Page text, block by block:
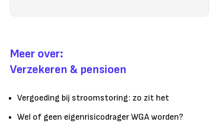
Meer over:
Verzekeren & pensioen
Vergoeding bij stroomstoring: zo zit het
Wel of geen eigenrisicodrager WGA worden?